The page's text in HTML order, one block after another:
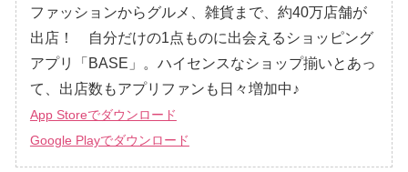
ファッションからグルメ、雑貨まで、約40万店舗が
出店！ 自分だけの1点ものに出会えるショッピング
アプリ「BASE」。ハイセンスなショップ揃いとあっ
て、出店数もアプリファンも日々増加中♪
App Storeでダウンロード
Google Playでダウンロード